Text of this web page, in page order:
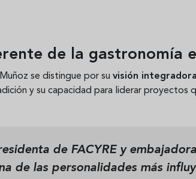
de la gastronomía
se distingue por su visión
y su capacidad para liderar proyectos
de FACYRE y
de las personalidades más